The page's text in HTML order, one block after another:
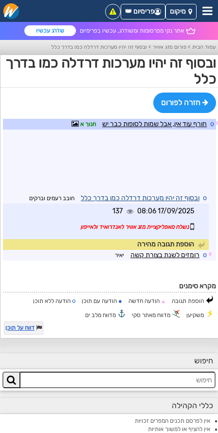
אתר נקי מפרסומות ומשודרג, עכשיו בפרימיום שדרג עכשיו
מיקום פרימיום 👑
עמוד הבית > פורום מזג אוויר > ובסוף זה יהיו מערכות דרדלה כמו בדרך כלל
ובסוף זה יהיו מערכות דרדלה כמו בדרך
כלל
חזרה לפורום
o חורף עוד אין, אבל שמות לסופות כבר יש חנוך א
o ובסוף זה יהיו מערכות דרדלה כמו בדרך כלל חובב רעמים וברקים
17/09/2025 08:06
137
נשלח מאפליקציית מזג אוויר לאנדרואיד ולאייפון
הוספת תגובה מהירה
☼
o רומזים לשנת בצורת קשה יאיר
מקרא סימנים
הוספת תגובה ☼ הודעה חדשה ● הודעה עם תוכן o הודעה ללא תוכן
משקיען מדווח מאתר סקי
מדווח מלב ים
דווח על תוכן
חיפוש
כללי הקהילה
אין לפרסם תכנים המפרים זכויות
אין להציף או למשוך אותיות